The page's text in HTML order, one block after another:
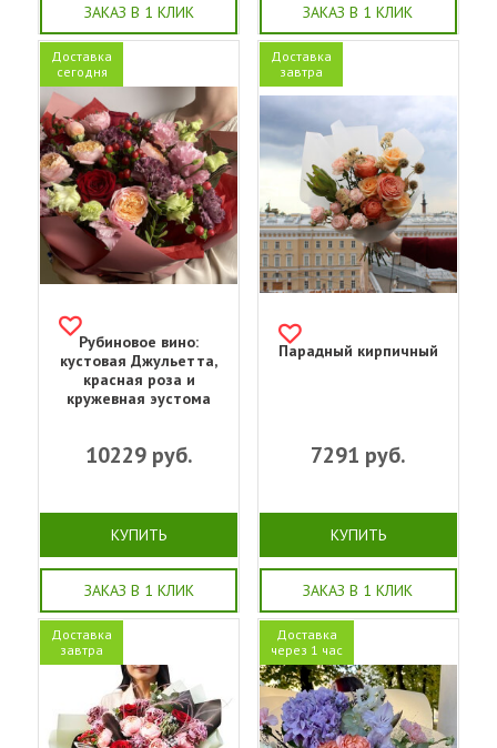
ЗАКАЗ В 1 КЛИК ЗАКАЗ В 1 КЛИК
Доставка
сегодня
Рубиновое вино:
кустовая Джульетта,
красная роза и
кружевная эустома
10229руб.
КУПИТЬ
ЗАКАЗ В 1 КЛИК
Доставка
завтра
Парадный кирпичный
7291 руб.
КУПИТЬ
ЗАКАЗ В 1 КЛИК
Доставка
завтра
Доставка
через 1 час